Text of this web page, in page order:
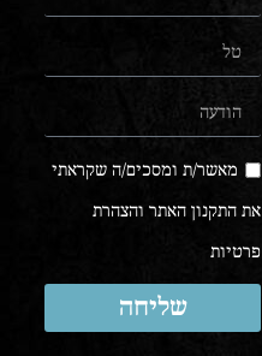
מאשר/ת ומסכים/ה שקראתי
את התקנון האתר והצהרת
פרטיות
שליחה